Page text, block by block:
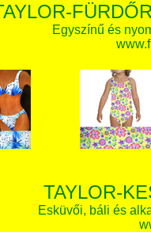
Egyszínű és
TAYLOR-
Esküvői, báli és